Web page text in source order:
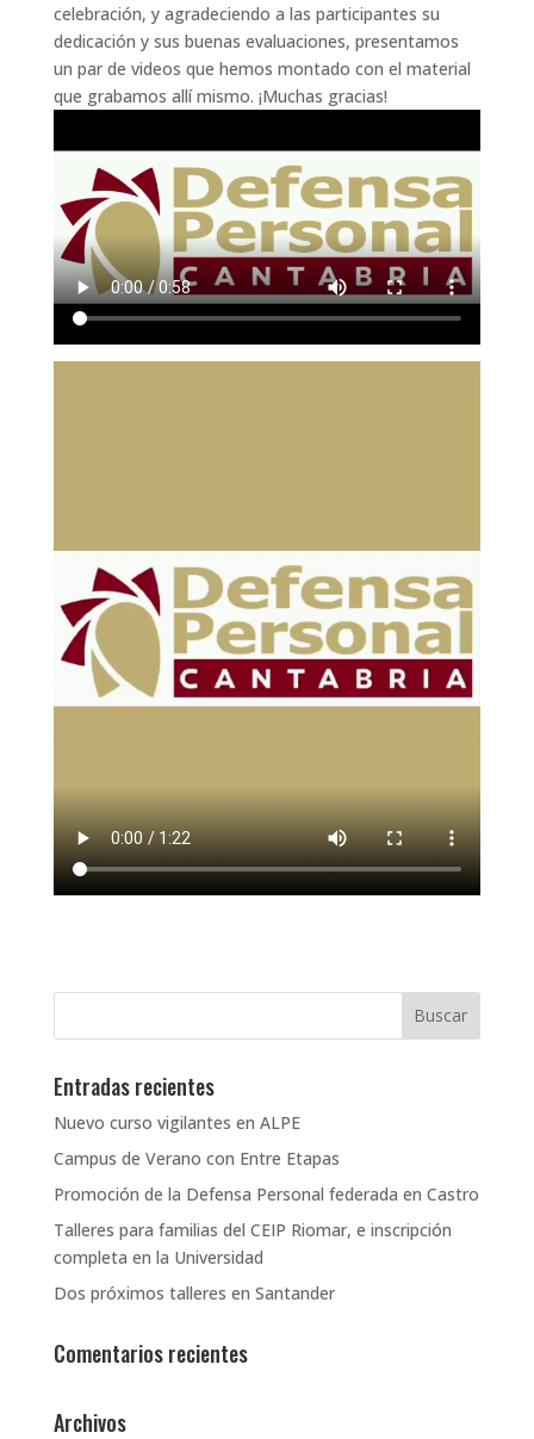
celebración, y agradeciendo a las participantes su
dedicación y sus buenas evaluaciones, presentamos
un par de videos que hemos montado con el material
que grabamos allí mismo. ¡Muchas gracias!
Entradas recientes
Nuevo curso vigilantes en ALPE
Campus de Verano con Entre Etapas
Promoción de la Defensa Personal federada en Castro
Talleres para familias del CEIP Riomar, e inscripción
completa en la Universidad
Dos próximos talleres en Santander
Comentarios recientes
Archivos